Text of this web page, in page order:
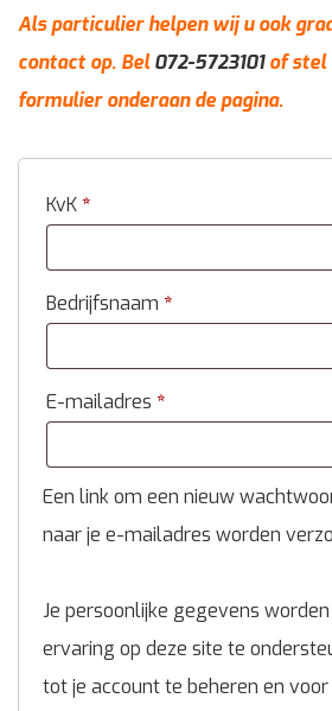
Als particulier helpen wij u ook
contact op. Bel072-5723101of stel
formulier onderaan de pagina.
KvK *
Bedrijfsnaam *
E-mailadres *
Een link om een nieuw
naar je e-mailadres worden
Je persoonlijke gegevens
ervaring op deze site te
tot je account te beheren en